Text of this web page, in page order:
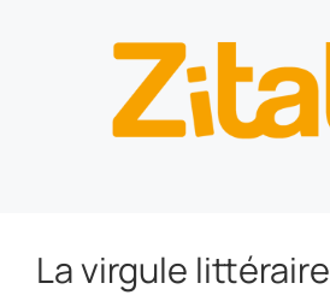
La virgule littéraire